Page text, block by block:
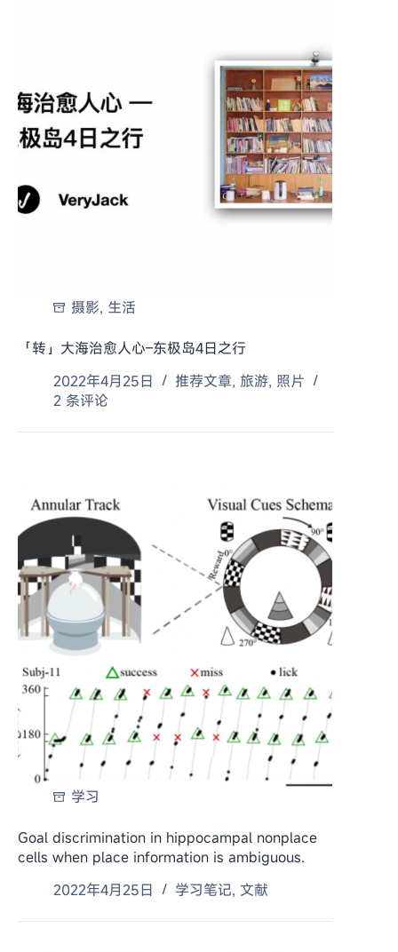
摄影, 生活
「转」大海治愈人心–东极岛4日之行
2022年4月25日
推荐文章, 旅游, 照片
2 条评论
学习
Goal discrimination in hippocampal nonplace
cells when place information is ambiguous.
2022年4月25日
学习笔记, 文献